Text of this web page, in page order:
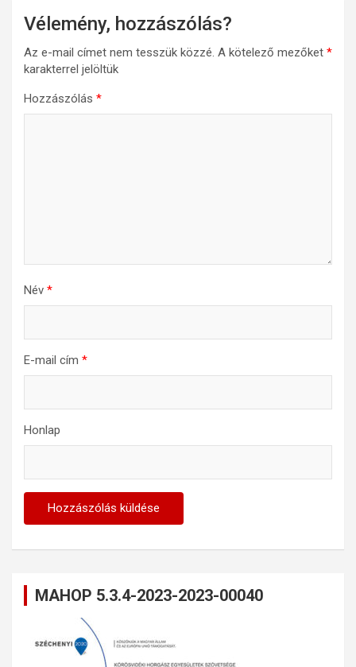
Vélemény, hozzászólás?
Az e-mail címet nem tesszük közzé. A kötelező mezőket *
karakterrel jelöltük
Hozzászólás *
Név *
E-mail cím *
Honlap
MAHOP 5.3.4-2023-2023-00040